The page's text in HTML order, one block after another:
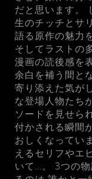
だと思います。
生のチッチとサ
語る原作の魅力
そしてラストの
漫画の読後感を
余白を補う間と
寄り添えた気が
な登場人物たち
ソードを見せら
付かされる瞬間
おしくなってい
えるセリフやエ
いて…。 3つの